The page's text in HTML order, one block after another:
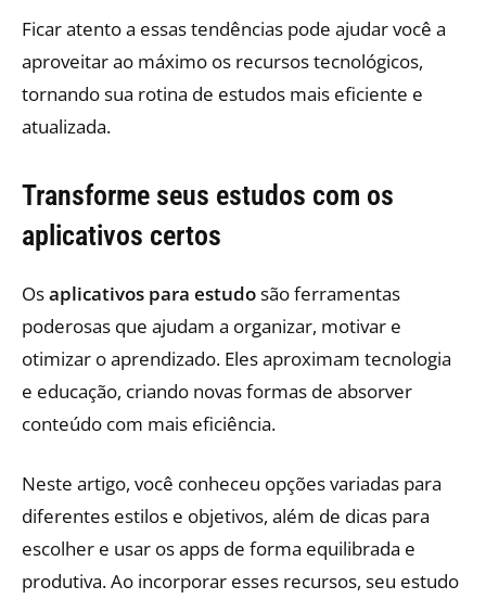
Ficar atento a essas tendências pode ajudar você a
aproveitar ao máximo os recursos tecnológicos,
tornando sua rotina de estudos mais eficiente e
atualizada.
Transforme seus estudos com os
aplicativos certos
Osaplicativos para estudosão ferramentas
poderosas que ajudam a organizar, motivar e
otimizar o aprendizado. Eles aproximam tecnologia
e educação, criando novas formas de absorver
conteúdo com mais eficiência.
Neste artigo, você conheceu opções variadas para
diferentes estilos e objetivos, além de dicas para
escolher e usar os apps de forma equilibrada e
produtiva. Ao incorporar esses recursos, seu estudo